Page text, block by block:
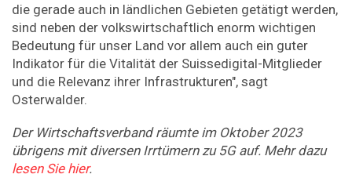
die gerade auch in ländlichen Gebieten getätigt werden,
sind neben der volkswirtschaftlich enorm wichtigen
Bedeutung für unser Land vor allem auch ein guter
Indikator für die Vitalität der Suissedigital-Mitglieder
und die Relevanz ihrer Infrastrukturen", sagt
Osterwalder.
Der Wirtschaftsverband räumte im Oktober 2023
übrigens mit diversen Irrtümern zu 5G auf. Mehr dazu
lesen Sie hier.